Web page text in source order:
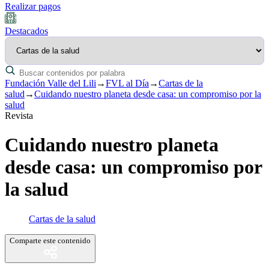
Realizar pagos
Destacados
Fundación Valle del Lili →FVL al Día →Cartas de la
salud →Cuidando nuestro planeta desde casa: un compromiso por la
salud
Revista
Cuidando nuestro planeta
desde casa: un compromiso por
la salud
Cartas de la salud
Comparte este contenido